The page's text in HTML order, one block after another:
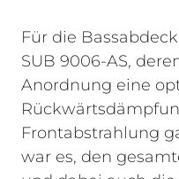
Für die
SUB 9006-AS,
Anordnung eine
Frontabstrahlung
war es, den